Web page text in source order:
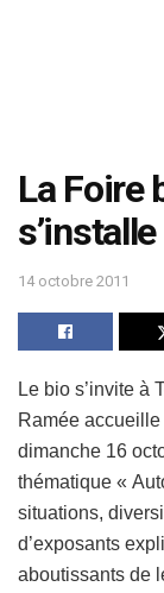
La Foire
14 octobre 2011
Le bio s’invite à
Ramée
dimanche 16
thématique «
situations,
d’exposants
aboutissants de